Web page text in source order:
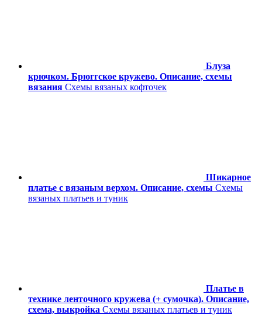
Блуза
крючком. Брюггское кружево. Описание, схемы
вязания Схемы вязаных кофточек
Шикарное
платье с вязаным верхом. Описание, схемы Схемы
вязаных платьев и туник
Платье в
технике ленточного кружева (+ сумочка). Описание,
схема, выкройка Схемы вязаных платьев и туник